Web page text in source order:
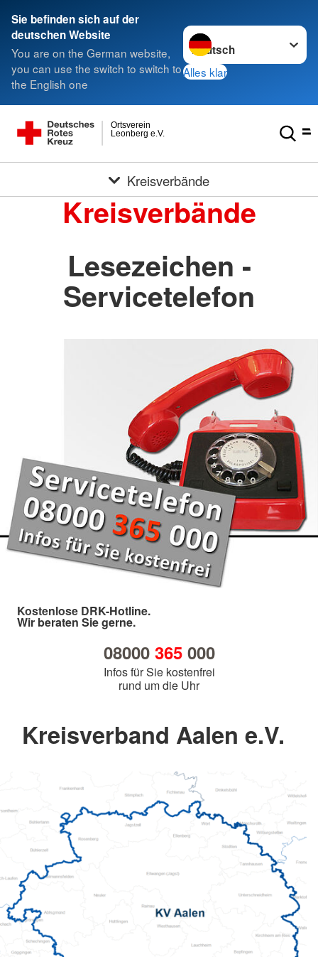
Sie befinden sich auf der
deutschen Website
You are on the German website,
you can use the switch to switch to
the English one
Sprache wechseln zu
Alles klar
Leonberg e.V.
Ortsverein
Kreisverbände
Kreisverbände
Lesezeichen -
Servicetelefon
Kostenlose DRK-Hotline.
Wir beraten Sie gerne.
08000 365000
Infos für Sie kostenfrei
rund um die Uhr
Kreisverband Aalen e.V.